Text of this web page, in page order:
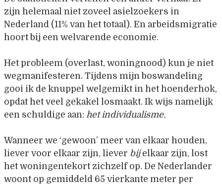
zijn helemaal niet zoveel asielzoekers in
Nederland (11% van het totaal). En arbeidsmigratie
hoort bij een welvarende economie.
Het probleem (overlast, woningnood) kun je niet
wegmanifesteren. Tijdens mijn boswandeling
gooi ik de knuppel welgemikt in het hoenderhok,
opdat het veel gekakel losmaakt. Ik wijs namelijk
een schuldige aan: het individualisme.
Wanneer we ‘gewoon’ meer van elkaar houden,
liever voor elkaar zijn, liever bijelkaar zijn, lost
het woningentekort zichzelf op. De Nederlander
woont op gemiddeld 65 vierkante meter per